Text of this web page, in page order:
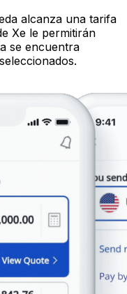
alcanza una tarifa
Xe le permitirán
se encuentra